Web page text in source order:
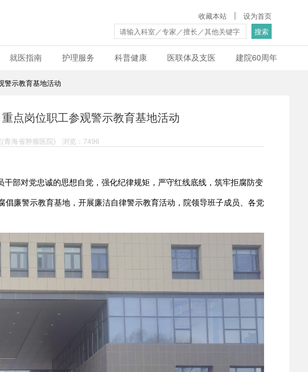
设为首页
收藏本站
搜索
就医指南 护理服务 科普健康 医联体及支医 建院60周年
警示教育基地活动
点岗位职工参观警示教育基地活动
青海省肿瘤医院) 浏览：7496
部对党忠诚的思想自觉，强化纪律规矩，严守红线底线，筑牢拒腐防变
廉警示教育基地，开展廉洁自律警示教育活动，院领导班子成员、各党